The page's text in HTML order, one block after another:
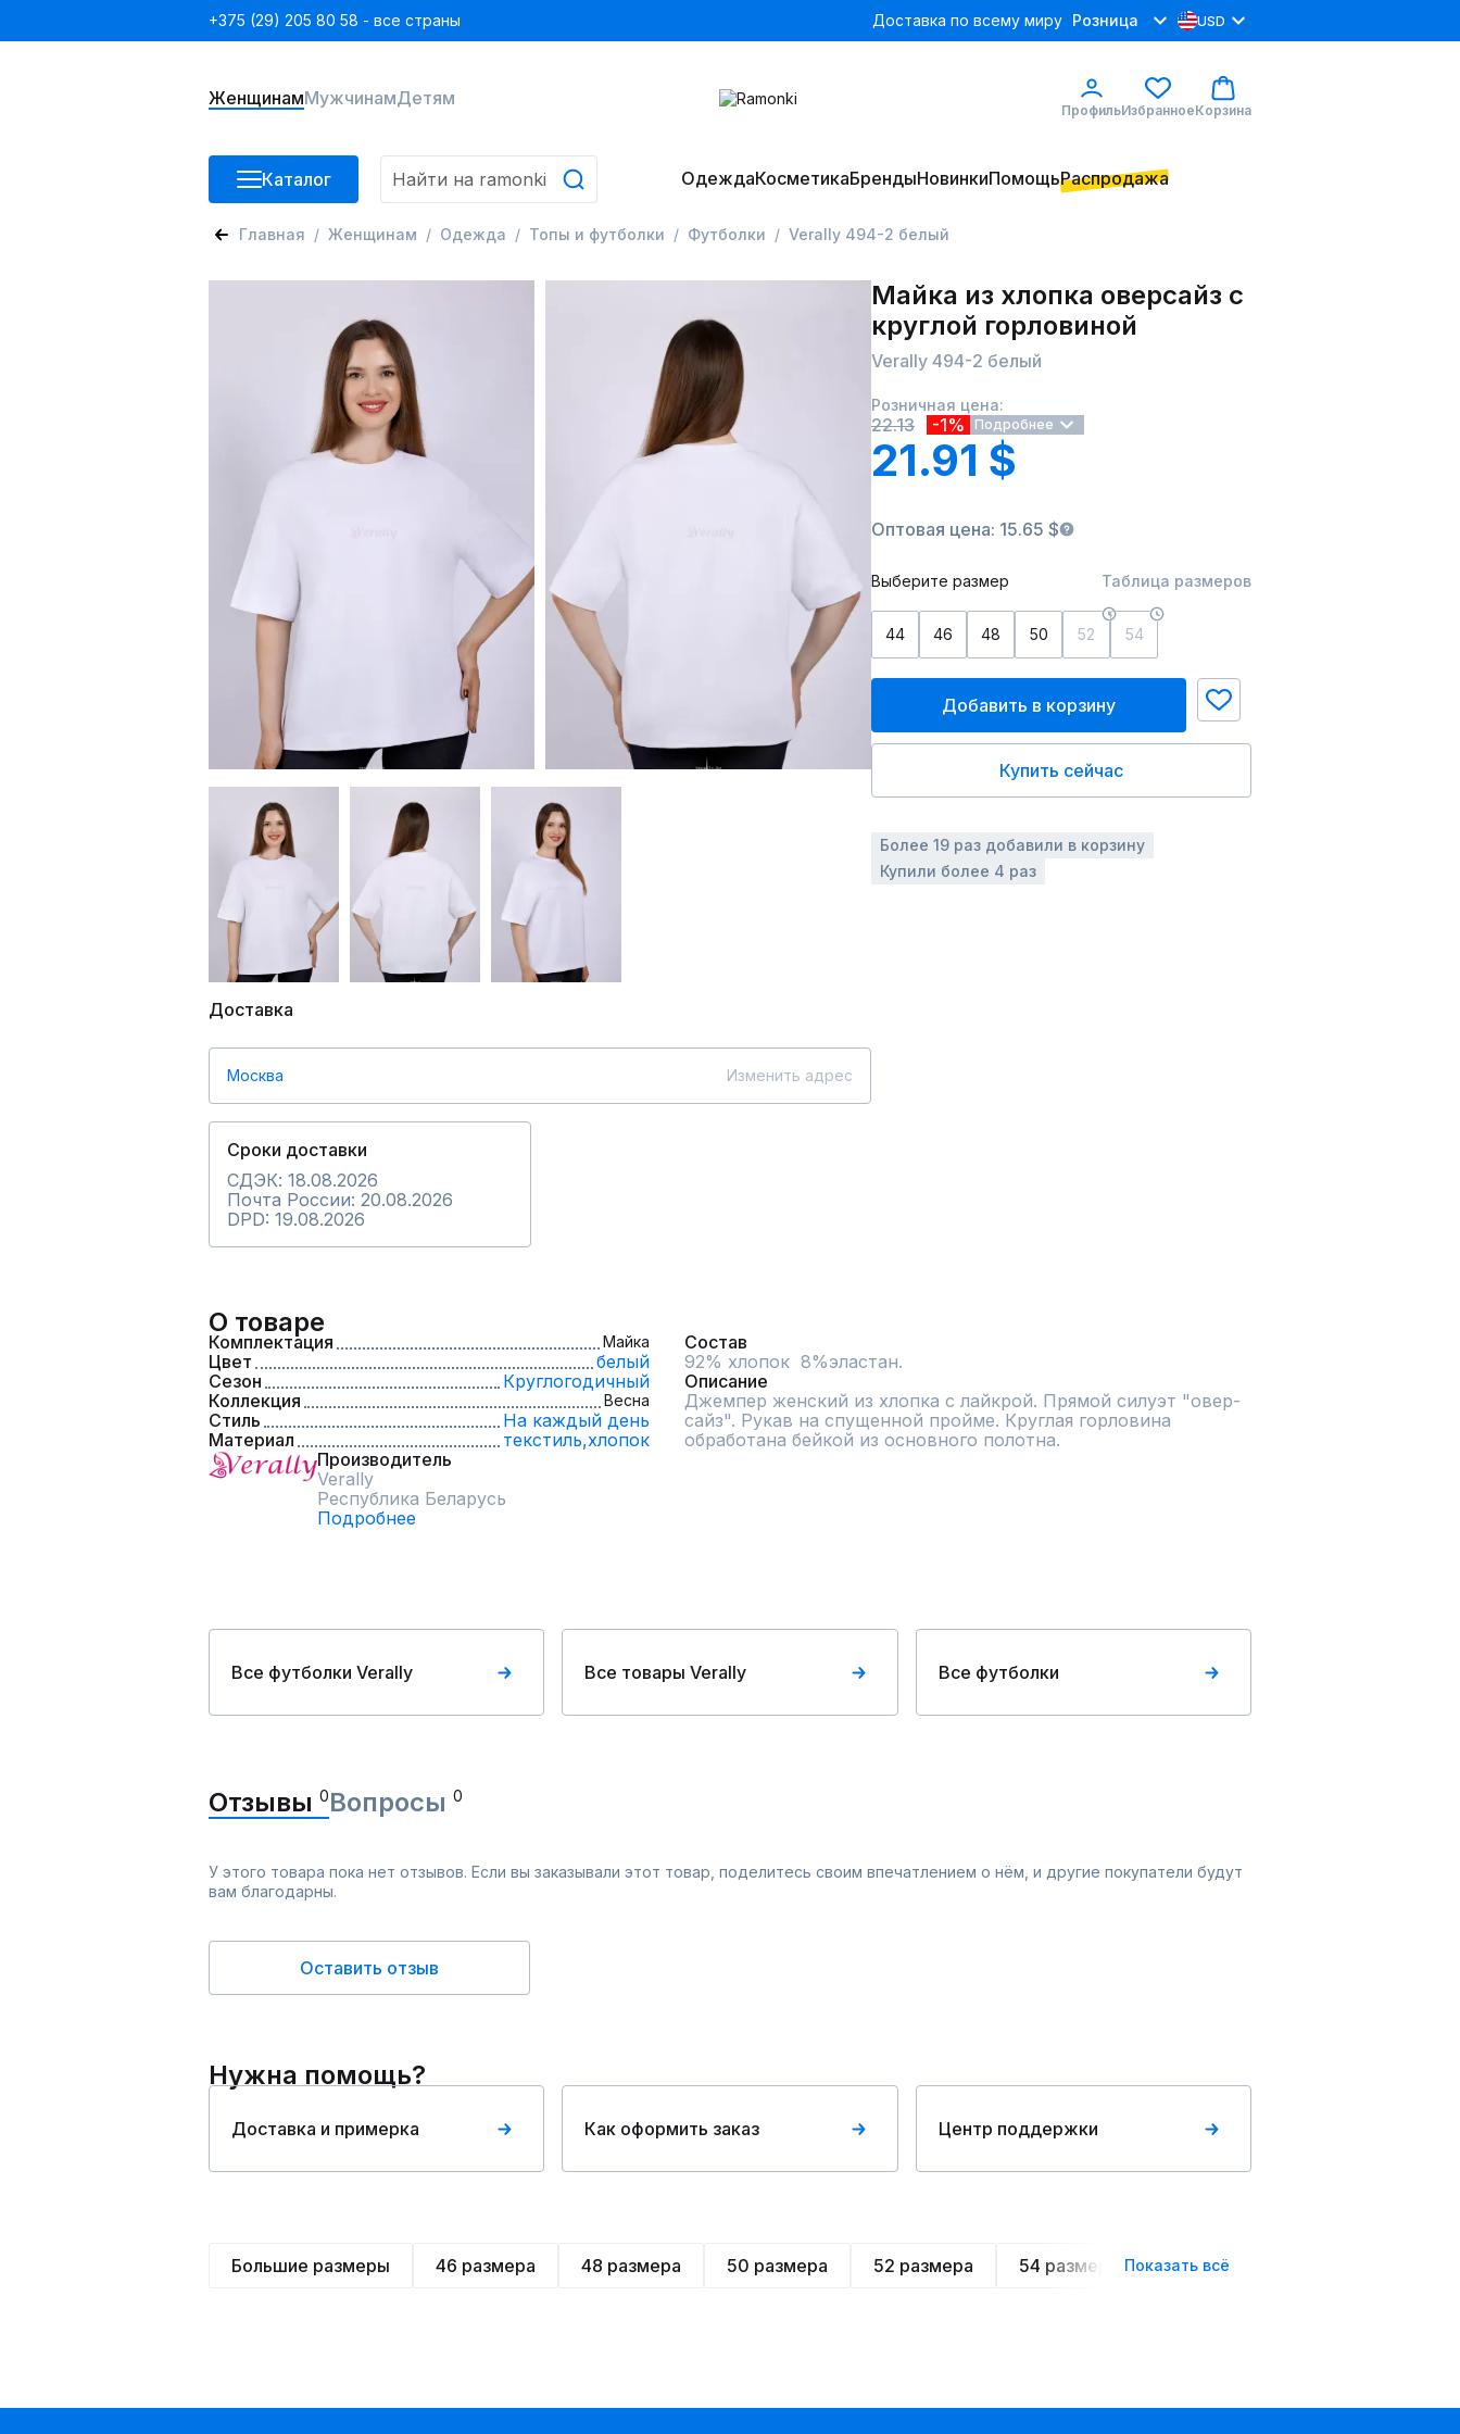
+375 (29) 205 80 58 - все страны Доставка по всему миру Розница USD
ЖенщинамМужчинамДетям
ПрофильИзбранноеКорзина
Каталог ОдеждаКосметикаБрендыНовинкиПомощьРаспродажа
Главная Женщинам Одежда Топы и футболки Футболки Verally 494-2 белый
Доставка
Москва Изменить адрес
Сроки доставки
СДЭК: 18.08.2026
Почта России: 20.08.2026
DPD: 19.08.2026
Майка из хлопка оверсайз с
круглой горловиной
Verally 494-2 белый
Розничная цена:
22.13 -1% Подробнее
21.91 $
Оптовая цена: 15.65 $
Выберите размер Таблица размеров
44 46 48 50 52 54
Добавить в корзину
Купить сейчас
Более 19 раз добавили в корзину
Купили более 4 раз
О товаре
Комплектация Майка
Цвет
белый
Сезон
Круглогодичный
Коллекция
Весна
Стиль
На каждый день
Материал
текстиль,хлопок
Производитель
Verally
Республика Беларусь
Подробнее
Состав
92% хлопок  8%эластан.
Описание
Джемпер женский из хлопка с лайкрой. Прямой силуэт "овер-
сайз". Рукав на спущенной пройме. Круглая горловина
обработана бейкой из основного полотна.
Все футболки Verally Все товары Verally Все футболки
Отзывы 0Вопросы 0
У этого товара пока нет отзывов. Если вы заказывали этот товар, поделитесь своим впечатлением о нём, и другие покупатели будут
вам благодарны.
Оставить отзыв
Нужна помощь?
Доставка и примерка Как оформить заказ Центр поддержки
Большие размеры 46 размера 48 размера 50 размера 52 размера 54 размера Летние
Показать всё